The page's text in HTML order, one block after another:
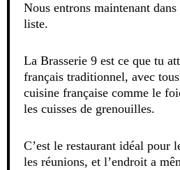
Nous entrons maintenant
liste.
La Brasserie 9 est ce que tu
français traditionnel, avec
cuisine française comme le
les cuisses de grenouilles.
C’est le restaurant idéal pour
les réunions, et l’endroit a